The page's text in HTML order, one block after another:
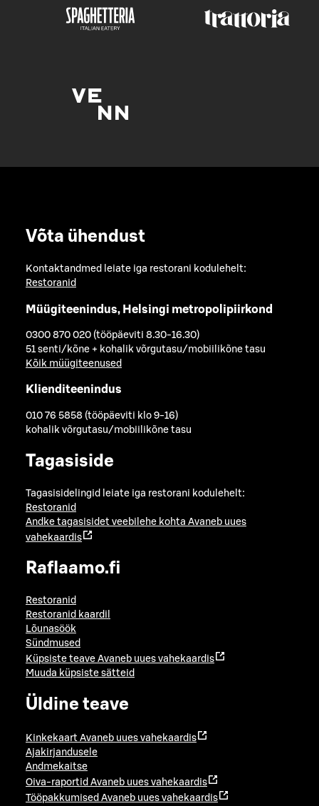
Võta ühendust
Kontaktandmed leiate iga restorani kodulehelt:
Restoranid
Müügiteenindus, Helsingi metropolipiirkond
0300 870 020 (tööpäeviti 8.30-16.30)
51 senti/kõne + kohalik võrgutasu/mobiilikõne tasu
Kõik müügiteenused
Klienditeenindus
010 76 5858 (tööpäeviti klo 9-16)
kohalik võrgutasu/mobiilikõne tasu
Tagasiside
Tagasisidelingid leiate iga restorani kodulehelt:
Restoranid
Andke tagasisidet veebilehe kohta Avaneb uues
vahekaardis
Raflaamo.fi
Restoranid
Restoranid kaardil
Lõunasöök
Sündmused
Küpsiste teave Avaneb uues vahekaardis
Muuda küpsiste sätteid
Üldine teave
Kinkekaart Avaneb uues vahekaardis
Ajakirjandusele
Andmekaitse
Oiva-raportid Avaneb uues vahekaardis
Tööpakkumised Avaneb uues vahekaardis